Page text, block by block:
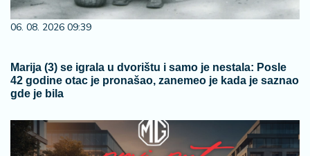
06. 08. 2026 09:39
Marija (3) se igrala u dvorištu i samo je nestala: Posle
42 godine otac je pronašao, zanemeo je kada je saznao
gde je bila